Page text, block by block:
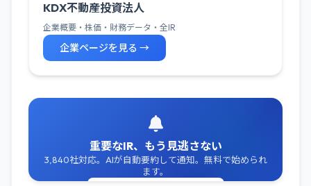
KDX不動産投資法人
企業概要・株価・財務データ・全IR
企業ページを見る →
重要なIR、もう見逃さない
3,840社対応。AIが自動要約して通知。無料で始められ
ます。